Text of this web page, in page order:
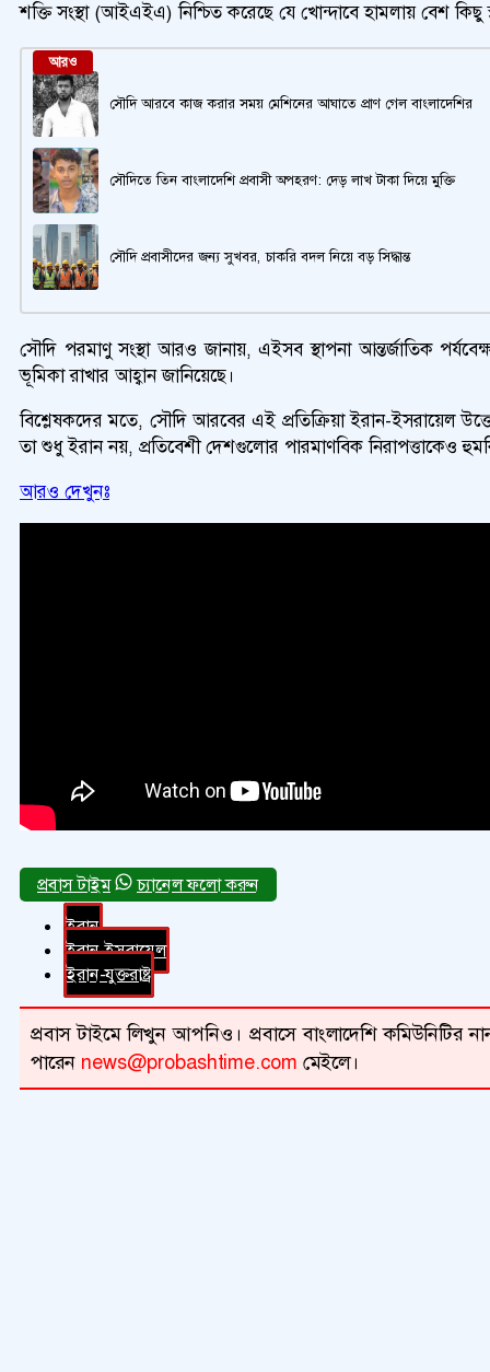
শক্তি সংস্থা (আইএইএ) নিশ্চিত করেছে যে খোন্দাবে হামলায় বেশ কিছু
আরও
সৌদি আরবে কাজ করার সময় মেশিনের আঘাতে প্রাণ গেল বাংলাদেশির
সৌদিতে তিন বাংলাদেশি প্রবাসী অপহরণ: দেড় লাখ টাকা দিয়ে মুক্তি
সৌদি প্রবাসীদের জন্য সুখবর, চাকরি বদল নিয়ে বড় সিদ্ধান্ত
সৌদি পরমাণু সংস্থা আরও জানায়, এইসব স্থাপনা আন্তর্জাতিক
ভূমিকা রাখার আহ্বান জানিয়েছে।
বিশ্লেষকদের মতে, সৌদি আরবের এই প্রতিক্রিয়া ইরান-ইসরায়েল
তা শুধু ইরান নয়, প্রতিবেশী দেশগুলোর পারমাণবিক নিরাপত্তাকেও
আরও দেখুনঃ
চ্যানেল ফলো করুন
ইরান
ইরান-ইসরায়েল
ইরান-যুক্তরাষ্ট্র
প্রবাস টাইমে লিখুন আপনিও। প্রবাসে বাংলাদেশি কমিউনিটির
পারেন news@probashtime.com মেইলে।